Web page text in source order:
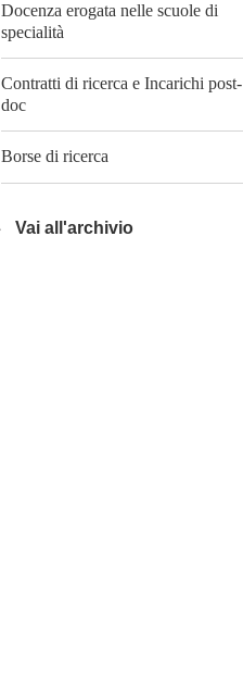
Docenza erogata nelle scuole di
specialità
Contratti di ricerca e Incarichi post-
doc
Borse di ricerca
Vai all'archivio